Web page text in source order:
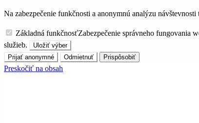
Na zabezpečenie funkčnosti a anonymnú analýzu
Základná funkčnosťZabezpečenie správneho fungovania
služieb.
Uložiť výber
Prijať anonymné
Odmietnuť Prispôsobiť
Preskočiť na obsah